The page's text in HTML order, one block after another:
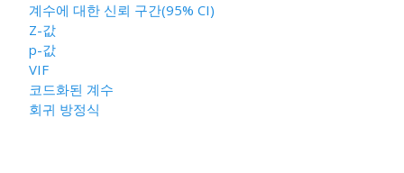
계수에 대한 신뢰 구간(95% CI)
Z-값
p-값
VIF
코드화된 계수
회귀 방정식